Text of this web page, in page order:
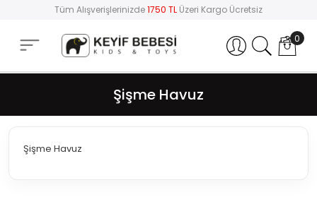
Tüm Alışverişlerinizde1750 TL Üzeri Kargo Ücretsiz
Hesabım 0
Şişme Havuz
Şişme Havuz